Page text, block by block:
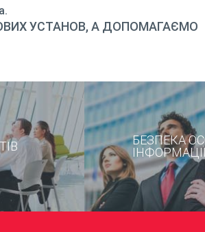
УСТАНОВ, А ДОПОМАГАЄМО
БЕЗПЕКА